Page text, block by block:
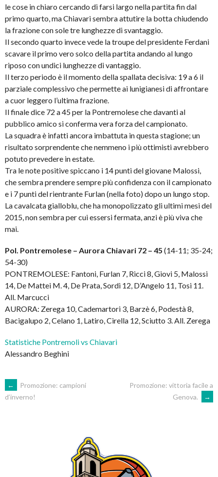
le cose in chiaro cercando di farsi largo nella partita fin dal
primo quarto, ma Chiavari sembra attutire la botta chiudendo
la frazione con sole tre lunghezze di svantaggio.
Il secondo quarto invece vede la troupe del presidente Ferdani
scavare il primo vero solco della partita andando al lungo
riposo con undici lunghezze di vantaggio.
Il terzo periodo è il momento della spallata decisiva: 19 a 6 il
parziale complessivo che permette ai lunigianesi di affrontare
a cuor leggero l’ultima frazione.
Il finale dice 72 a 45 per la Pontremolese che davanti al
pubblico amico si conferma vera forza del campionato.
La squadra è infatti ancora imbattuta in questa stagione; un
risultato sorprendente che nemmeno i più ottimisti avrebbero
potuto prevedere in estate.
Tra le note positive spiccano i 14 punti del giovane Malossi,
che sembra prendere sempre più confidenza con il campionato
e i 7 punti del rientrante Furlan (nella foto) dopo un lungo stop.
La cavalcata gialloblu, che ha monopolizzato gli ultimi mesi del
2015, non sembra per cui essersi fermata, anzi è più viva che
mai.
Pol. Pontremolese – Aurora Chiavari 72 – 45 (14-11; 35-24;
54-30)
PONTREMOLESE: Fantoni, Furlan 7, Ricci 8, Giovi 5, Malossi
14, De Mattei M. 4, De Prata, Sordi 12, D’Angelo 11, Tosi 11.
All. Marcucci
AURORA: Zerega 10, Cademartori 3, Barzè 6, Podestà 8,
Bacigalupo 2, Celano 1, Latiro, Cirella 12, Sciutto 3. All. Zerega
Statistiche Pontremoli vs Chiavari
Alessandro Beghini
POST
←
Promozione: campioni
d’inverno!
Promozione: vittoria facile a
Genova.
→